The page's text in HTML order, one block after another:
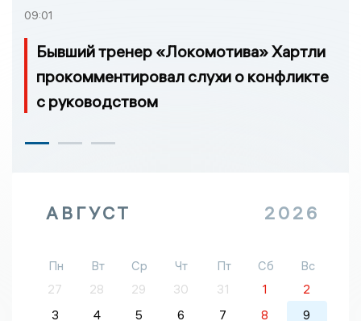
09:01
Бывший тренер «Локомотива» Хартли
прокомментировал слухи о конфликте
с руководством
АВГУСТ 2026
Пн Вт Ср Чт Пт Сб
Вс
27
28 29 30 31 1
2
3
4 5 6 7 8
9